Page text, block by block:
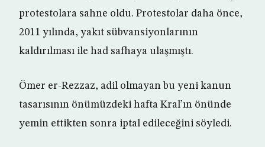
protestolara sahne oldu. Protestolar daha önce,
2011 yılında, yakıt sübvansiyonlarının
kaldırılması ile had safhaya ulaşmıştı.
Ömer er-Rezzaz, adil olmayan bu yeni kanun
tasarısının önümüzdeki hafta Kral’ın önünde
yemin ettikten sonra iptal edileceğini söyledi.